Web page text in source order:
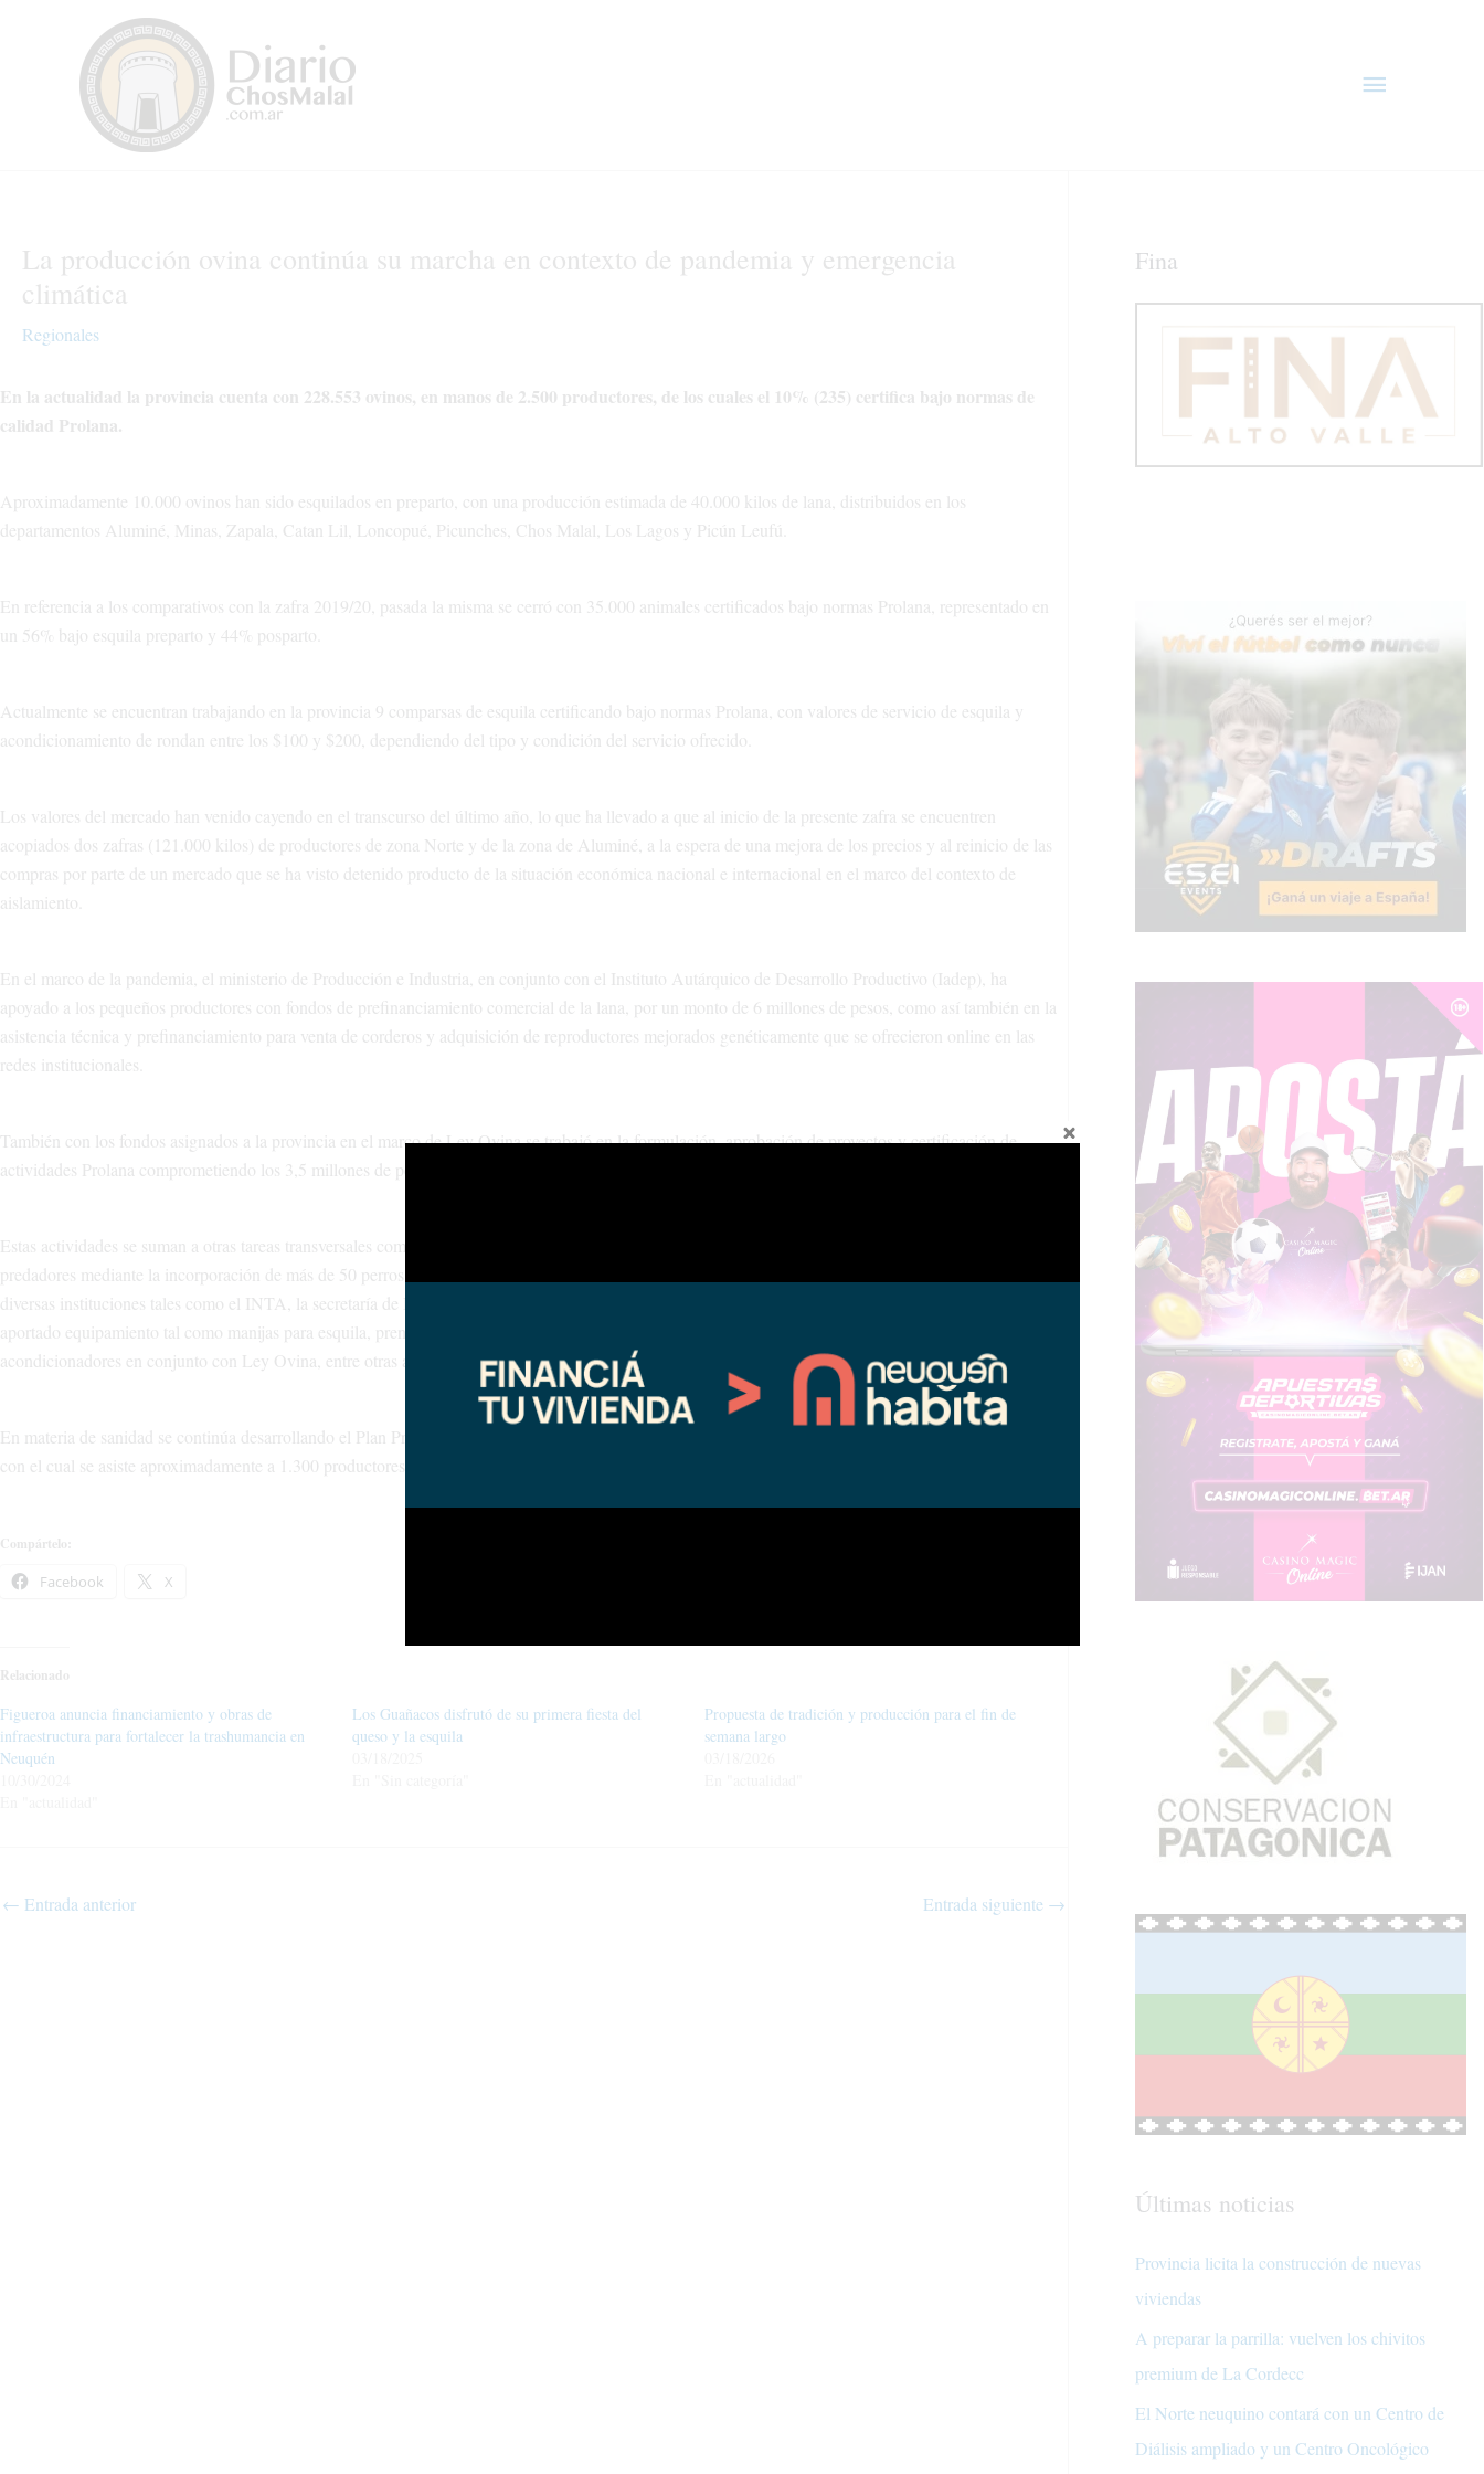
principal
La producción ovina continúa su marcha en contexto de pandemia y emergencia
climática
Regionales
En la actualidad la provincia cuenta con 228.553 ovinos, en manos de 2.500 productores, de los cuales el 10% (235) certifica bajo normas de
calidad Prolana.
Aproximadamente 10.000 ovinos han sido esquilados en preparto, con una producción estimada de 40.000 kilos de lana, distribuidos en los
departamentos Aluminé, Minas, Zapala, Catan Lil, Loncopué, Picunches, Chos Malal, Los Lagos y Picún Leufú.
En referencia a los comparativos con la zafra 2019/20, pasada la misma se cerró con 35.000 animales certificados bajo normas Prolana, representado en
un 56% bajo esquila preparto y 44% posparto.
Actualmente se encuentran trabajando en la provincia 9 comparsas de esquila certificando bajo normas Prolana, con valores de servicio de esquila y
acondicionamiento de rondan entre los $100 y $200, dependiendo del tipo y condición del servicio ofrecido.
Los valores del mercado han venido cayendo en el transcurso del último año, lo que ha llevado a que al inicio de la presente zafra se encuentren
acopiados dos zafras (121.000 kilos) de productores de zona Norte y de la zona de Aluminé, a la espera de una mejora de los precios y al reinicio de las
compras por parte de un mercado que se ha visto detenido producto de la situación económica nacional e internacional en el marco del contexto de
aislamiento.
En el marco de la pandemia, el ministerio de Producción e Industria, en conjunto con el Instituto Autárquico de Desarrollo Productivo (Iadep), ha
apoyado a los pequeños productores con fondos de prefinanciamiento comercial de la lana, por un monto de 6 millones de pesos, como así también en la
asistencia técnica y prefinanciamiento para venta de corderos y adquisición de reproductores mejorados genéticamente que se ofrecieron online en las
redes institucionales.
También con los fondos asignados a la provincia en el marco de Ley Ovina se trabajó en la formulación, aprobación de proyectos y certificación de
actividades Prolana comprometiendo los 3,5 millones de pesos para el presente año.
Estas actividades se suman a otras tareas transversales como la protección de majadas a través de la construcción de más de 450 cobertizos, control de
predadores mediante la incorporación de más de 50 perros protectores, cuyo seguimiento, capacitación y asistencia técnica se realiza en conjunto con
diversas instituciones tales como el INTA, la secretaría de Desarrollo Territorial y Ambiente, entre otras. También se han construido galpones de esquila
aportado equipamiento tal como manijas para esquila, prensas, cortadoras y peines. Se acompaña el proceso de esquila y formación de esquiladores y
acondicionadores en conjunto con Ley Ovina, entre otras actividades de acompañamiento al sector ovino neuquino.
En materia de sanidad se continúa desarrollando el Plan Provincial de Ectoparásitos, en conjunto con la secretaría de Desarrollo Territorial y Ambiente,
con el cual se asiste aproximadamente a 1.300 productores, con 60.000 ovinos por temporada.
Compártelo:
Facebook X
Relacionado
Figueroa anuncia financiamiento y obras de
infraestructura para fortalecer la trashumancia en
Neuquén
Los Guañacos disfrutó de su primera fiesta del
queso y la esquila
Propuesta de tradición y producción para el fin de
semana largo
← Entrada anterior Entrada siguiente →
Fina
Últimas noticias
Provincia licita la construcción de nuevas
viviendas
A preparar la parrilla: vuelven los chivitos
premium de La Cordecc
El Norte neuquino contará con un Centro de
Diálisis ampliado y un Centro Oncológico